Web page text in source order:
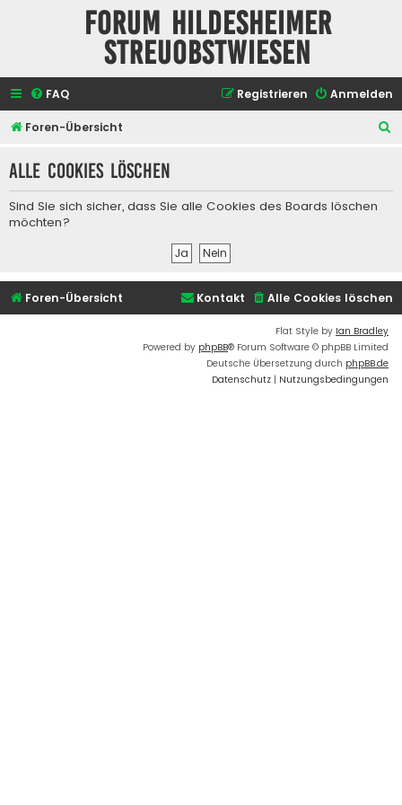
Forum Hildesheimer
Streuobstwiesen
FAQ Anmelden
Registrieren
Foren-Übersicht
h
Alle Cookies löschen
Sind Sie sich sicher, dass Sie alle Cookies des Boards löschen
möchten?
Foren-Übersicht Alle Cookies löschen
Kontakt
Flat Style by Ian Bradley
Powered by phpBB® Forum Software © phpBB Limited
Deutsche Übersetzung durch phpBB.de
Datenschutz | Nutzungsbedingungen